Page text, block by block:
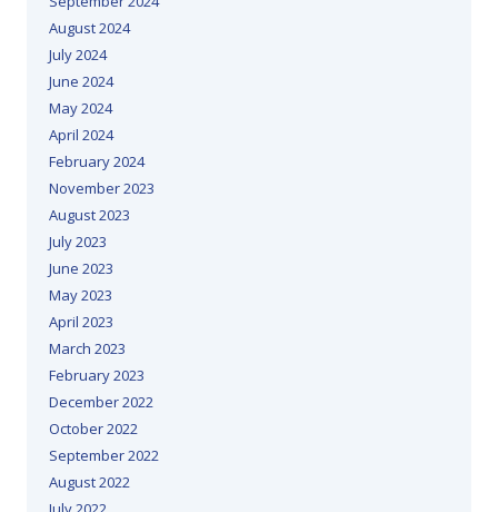
August 2024
July 2024
June 2024
May 2024
April 2024
February 2024
November 2023
August 2023
July 2023
June 2023
May 2023
April 2023
March 2023
February 2023
December 2022
October 2022
September 2022
August 2022